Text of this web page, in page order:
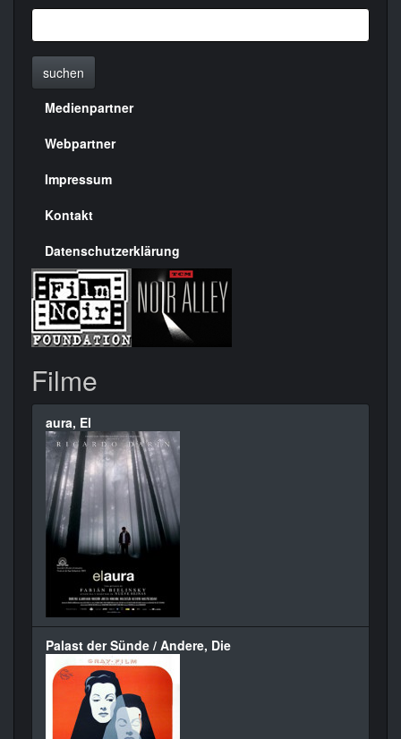
suchen
Menülinks
rechte
Seite
Medienpartner
Webpartner
Impressum
Kontakt
Datenschutzerklärung
Filme
aura, El
Palast der Sünde / Andere, Die